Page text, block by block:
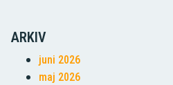
ARKIV
juni 2026
maj 2026